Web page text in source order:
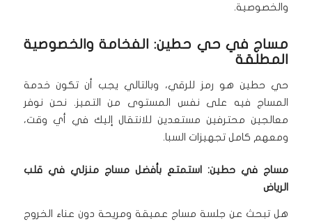
والخصوصية.
مساج في حي حطين: الفخامة والخصوصية
المطلقة
حي حطين هو رمز للرقي، وبالتالي يجب أن تكون خدمة
المساج فيه على نفس المستوى من التميز. نحن نوفر
معالجين محترفين مستعدين للانتقال إليك في أي وقت،
ومعهم كامل تجهيزات السبا.
مساج في حطين: استمتع بأفضل مساج منزلي في قلب
الرياض
هل تبحث عن جلسة مساج عميقة ومريحة دون عناء الخروج